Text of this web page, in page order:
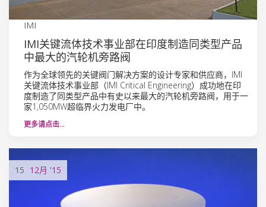
IMI
IMI关键流体技术事业部在印度制造同类型产品
中最大的汽轮机旁路阀
作为全球领先的关键阀门解决方案的设计专家和供应商，IMI
关键流体技术事业部（IMI Critical Engineering）成功地在印
度制造了同类型产品中有史以来最大的汽轮机旁路阀，用于一
家1,050MW超临界火力发电厂中。
更多请点击…
15 12月 '15